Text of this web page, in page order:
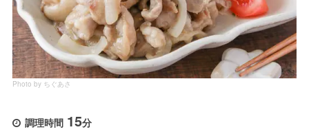
Photo by ちぐあさ
調理時間 15分